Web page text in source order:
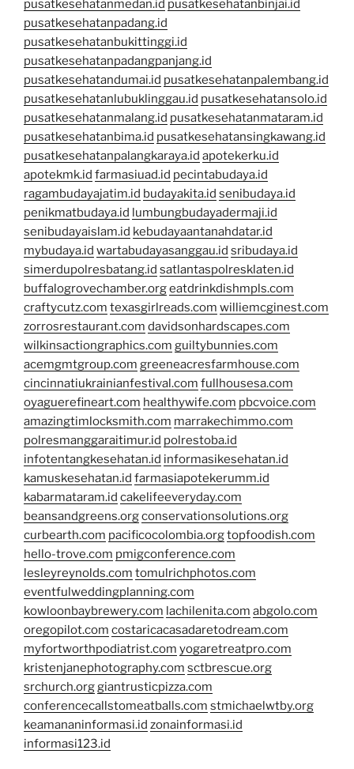
pusatkesehatanmedan.id pusatkesehatanbinjai.id
pusatkesehatanpadang.id
pusatkesehatanbukittinggi.id
pusatkesehatanpadangpanjang.id
pusatkesehatandumai.id pusatkesehatanpalembang.id
pusatkesehatanlubuklinggau.id pusatkesehatansolo.id
pusatkesehatanmalang.id pusatkesehatanmataram.id
pusatkesehatanbima.id pusatkesehatansingkawang.id
pusatkesehatanpalangkaraya.id apotekerku.id
apotekmk.id farmasiuad.id pecintabudaya.id
ragambudayajatim.id budayakita.id senibudaya.id
penikmatbudaya.id lumbungbudayadermaji.id
senibudayaislam.id kebudayaantanahdatar.id
mybudaya.id wartabudayasanggau.id sribudaya.id
simerdupolresbatang.id satlantaspolresklaten.id
buffalogrovechamber.orgeatdrinkdishmpls.com
craftycutz.com texasgirlreads.com williemcginest.com
zorrosrestaurant.com davidsonhardscapes.com
wilkinsactiongraphics.com guiltybunnies.com
acemgmtgroup.com greeneacresfarmhouse.com
cincinnatiukrainianfestival.com fullhousesa.com
oyaguerefineart.com healthywife.com pbcvoice.com
amazingtimlocksmith.com marrakechimmo.com
polresmanggaraitimur.id polrestoba.id
infotentangkesehatan.id informasikesehatan.id
kamuskesehatan.id farmasiapotekerumm.id
kabarmataram.id cakelifeeveryday.com
beansandgreens.orgconservationsolutions.org
curbearth.com pacificocolombia.orgtopfoodish.com
hello-trove.com pmigconference.com
lesleyreynolds.com tomulrichphotos.com
eventfulweddingplanning.com
kowloonbaybrewery.com lachilenita.com abgolo.com
oregopilot.com costaricacasadaretodream.com
myfortworthpodiatrist.com yogaretreatpro.com
kristenjanephotography.com sctbrescue.org
srchurch.orggiantrusticpizza.com
conferencecallstomeatballs.com stmichaelwtby.org
keamananinformasi.id zonainformasi.id
informasi123.id